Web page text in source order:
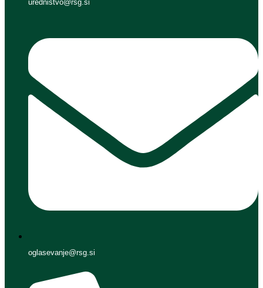
urednistvo@rsg.si
oglasevanje@rsg.si